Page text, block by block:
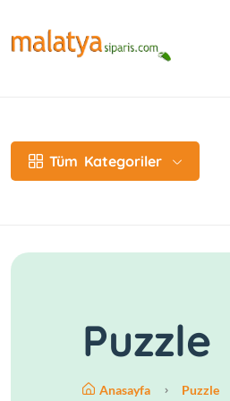
Tüm Kategoriler
Puzzle
Anasayfa Puzzle